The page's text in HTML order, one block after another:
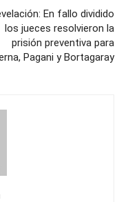
En fallo dividido
los jueces resolvieron la
prisión preventiva para
Pagani y Bortagaray